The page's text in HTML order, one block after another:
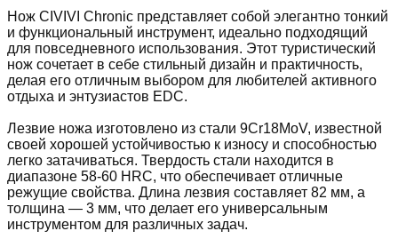
Нож CIVIVI Chronic представляет собой элегантно тонкий
и функциональный инструмент, идеально подходящий
для повседневного использования. Этот туристический
нож сочетает в себе стильный дизайн и практичность,
делая его отличным выбором для любителей активного
отдыха и энтузиастов EDC.
Лезвие ножа изготовлено из стали 9Cr18MoV, известной
своей хорошей устойчивостью к износу и способностью
легко затачиваться. Твердость стали находится в
диапазоне 58-60 HRC, что обеспечивает отличные
режущие свойства. Длина лезвия составляет 82 мм, а
толщина — 3 мм, что делает его универсальным
инструментом для различных задач.